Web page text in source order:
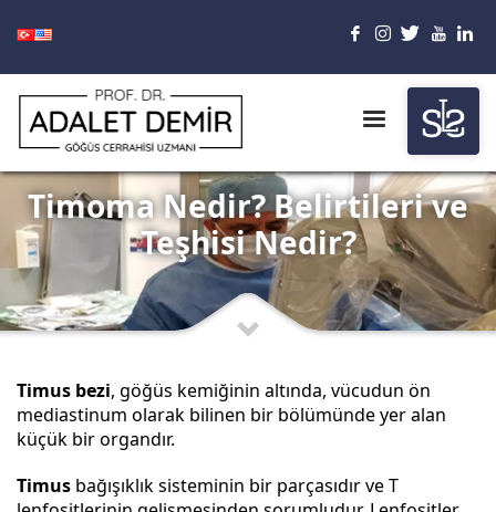
Timoma Nedir? Belirtileri ve
Teşhisi Nedir?
Timus bezi, göğüs kemiğinin altında, vücudun ön
mediastinum olarak bilinen bir bölümünde yer alan
küçük bir organdır.
Timus bağışıklık sisteminin bir parçasıdır ve T